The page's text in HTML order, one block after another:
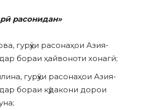
расонидан»
гурӯҳи расонаҳои Азия-
бораи ҳайвоноти хонагӣ;
гурӯҳи расонаҳои Азия-
бораи кӯдакони дорои